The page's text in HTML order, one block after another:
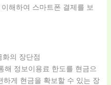
해하여 스마트폰 결제를 보
화의 장단점
해 정보이용료 한도를 현금으
하게 현금을 확보할 수 있는 장